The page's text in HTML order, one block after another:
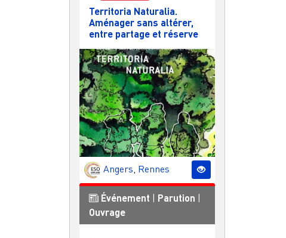
Territoria Naturalia.
Aménager sans altérer,
entre partage et réserve
Angers, Rennes
Événement Parution
Ouvrage